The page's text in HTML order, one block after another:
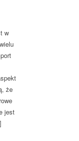
w
że
jest